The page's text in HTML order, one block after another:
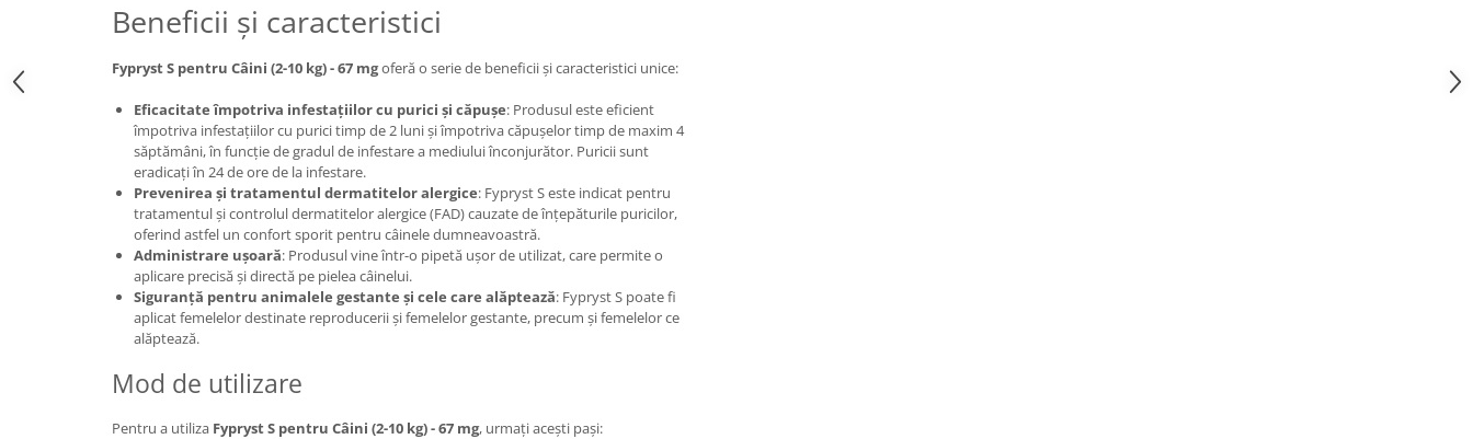
Beneficii și caracteristici
Fypryst S pentru Câini (2-10 kg) - 67 mgoferă o serie de beneficii și caracteristici unice:
Eficacitate împotriva infestațiilor cu purici și căpușe: Produsul este eficient
împotriva infestațiilor cu purici timp de 2 luni și împotriva căpușelor timp de maxim 4
săptămâni, în funcție de gradul de infestare a mediului înconjurător. Puricii sunt
eradicați în 24 de ore de la infestare.
Prevenirea și tratamentul dermatitelor alergice: Fypryst S este indicat pentru
tratamentul și controlul dermatitelor alergice (FAD) cauzate de înțepăturile puricilor,
oferind astfel un confort sporit pentru câinele dumneavoastră.
Administrare ușoară: Produsul vine într-o pipetă ușor de utilizat, care permite o
aplicare precisă și directă pe pielea câinelui.
Siguranță pentru animalele gestante și cele care alăptează: Fypryst S poate fi
aplicat femelelor destinate reproducerii și femelelor gestante, precum și femelelor ce
alăptează.
Mod de utilizare
Pentru a utiliza Fypryst S pentru Câini (2-10 kg) - 67 mg, urmați acești pași: